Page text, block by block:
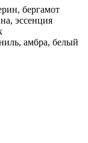
бергамот
эссенция
амбра, белый